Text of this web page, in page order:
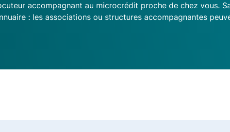
accompagnant au microcrédit proche de chez vous.
: les associations ou structures accompagnantes